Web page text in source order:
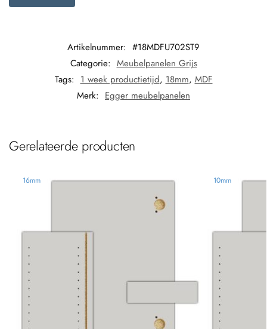
Artikelnummer: #18MDFU702ST9
Categorie: Meubelpanelen Grijs
Tags: 1 week productietijd, 18mm, MDF
Merk: Egger meubelpanelen
Gerelateerde producten
16mm 10mm